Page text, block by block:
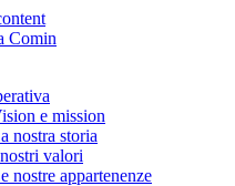
e mission
nostra storia
valori
nostre appartenenze